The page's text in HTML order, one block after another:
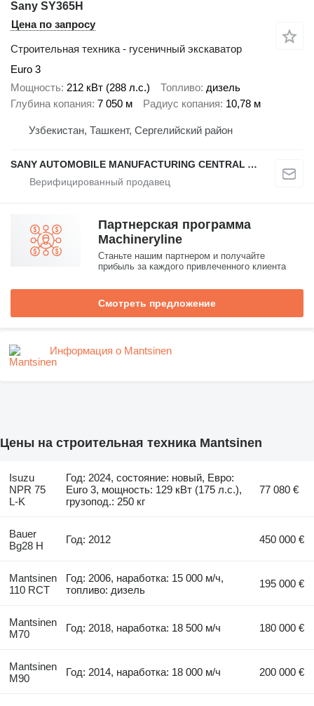
Sany SY365H
Цена по запросу
Строительная техника - гусеничный экскаватор
Euro 3
Мощность 212 кВт (288 л.с.) Топливо дизель
Глубина копания 7 050 м Радиус копания 10,78 м
Узбекистан, Ташкент, Сергелийский район
SANY AUTOMOBILE MANUFACTURING CENTRAL ASIA
Партнерская программа
Machineryline
Станьте нашим партнером и получайте
прибыль за каждого привлеченного клиента
Смотреть предложение
Информация о Mantsinen
Цены на строительная техника Mantsinen
Isuzu
NPR 75
L-K
Год: 2024, состояние: новый, Евро:
Euro 3, мощность: 129 кВт (175 л.с.),
грузопод.: 250 кг
77 080 €
Bauer
Bg28 H
Год: 2012 450 000 €
Mantsinen
110 RCT
Год: 2006, наработка: 15 000 м/ч,
топливо: дизель
195 000 €
Mantsinen
M70
Год: 2018, наработка: 18 500 м/ч 180 000 €
Mantsinen
M90
Год: 2014, наработка: 18 000 м/ч 200 000 €